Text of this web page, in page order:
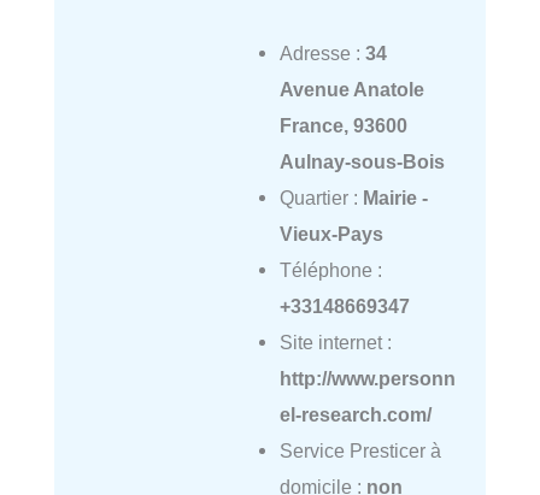
Adresse : 34
Avenue Anatole
France, 93600
Aulnay-sous-Bois
Quartier : Mairie -
Vieux-Pays
Téléphone :
+33148669347
Site internet :
http://www.personn
el-research.com/
Service Presticer à
domicile : non